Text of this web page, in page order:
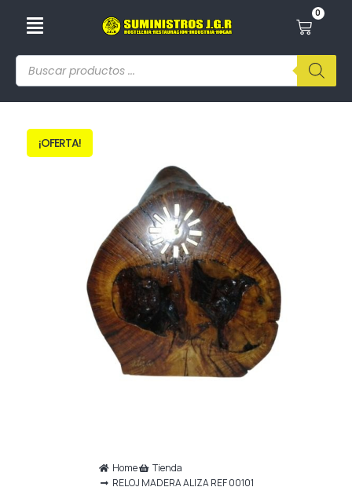
0
¡OFERTA!
Home
Tienda
RELOJ MADERA ALIZA REF 00101